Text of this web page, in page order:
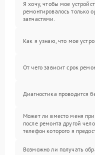
Я хочу, чтобы мое
ремонтировалось только
запчастями.
Как я узнаю, что мое
От чего зависит срок
Диагностика проводится
Может ли вместо меня
после ремонта другой
телефон которого я
Возможно ли получать